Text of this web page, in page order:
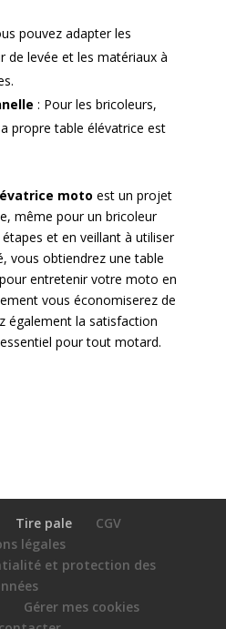
pouvez adapter les
de levée et les matériaux à
: Pour les bricoleurs,
propre table élévatrice est
moto est un projet
même pour un bricoleur
et en veillant à utiliser
vous obtiendrez une table
entretenir votre moto en
vous économiserez de
également la satisfaction
pour tout motard.
Tire pale
CGV
légales
et protection des
Gérer mes cookies